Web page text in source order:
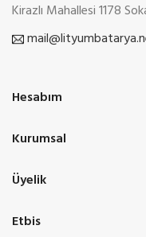
Kirazlı Mahallesi 1178
Hesabım
Kurumsal
Üyelik
Etbis